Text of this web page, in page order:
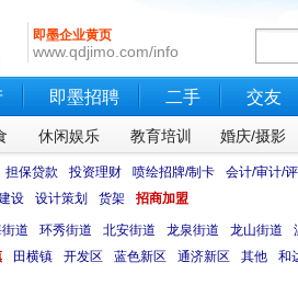
即墨企业黄页
www.qdjimo.com/info
即墨招聘 二手 交友
休闲娱乐 教育培训 婚庆/摄影
担保贷款 投资理财 喷绘招牌/制卡
会计/审计/
设 设计策划 货架 招商加盟
道 环秀街道 北安街道 龙泉街道 龙山街道
田横镇 开发区 蓝色新区 通济新区 其他
和